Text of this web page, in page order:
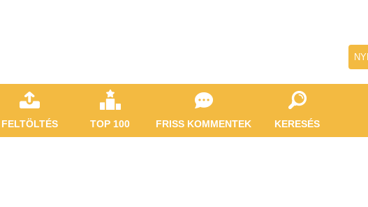
FELTÖLTÉS TOP 100 FRISS KOMMENTEK KERESÉS